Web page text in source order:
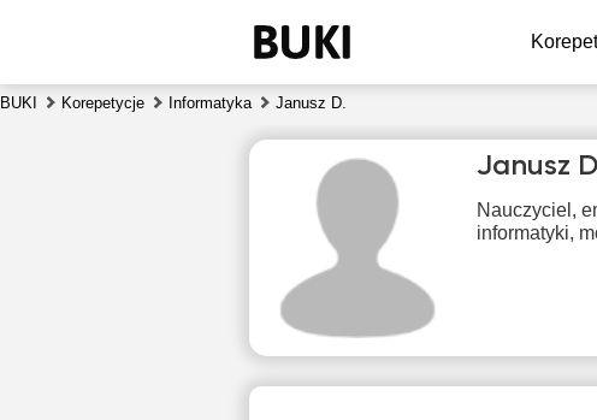
BUKI Korepetycje Informatyka Janusz D.
Janusz
Nauczyciel,
informatyki,
śro
5
6